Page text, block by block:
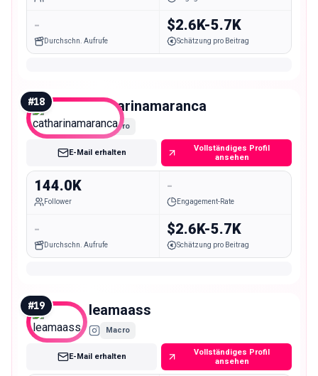
-
Durchschn. Aufrufe
$2.6K-5.7K
Schätzung pro Beitrag
#18 catharinamaranca
Macro
E-Mail erhalten
Vollständiges Profil
ansehen
144.0K
Follower
-
Engagement-Rate
-
Durchschn. Aufrufe
$2.6K-5.7K
Schätzung pro Beitrag
#19 leamaass
Macro
E-Mail erhalten
Vollständiges Profil
ansehen